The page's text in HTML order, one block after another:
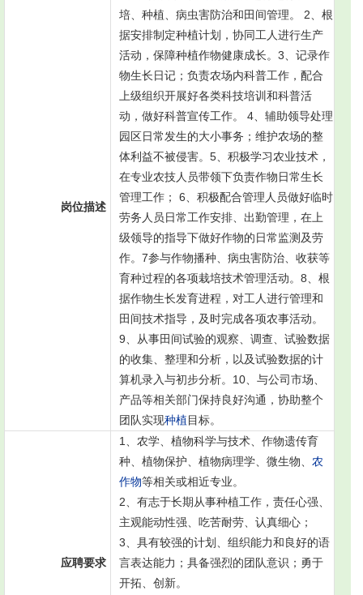
岗位描述
培、种植、病虫害防治和田间管理。 2、根
据安排制定种植计划，协同工人进行生产
活动，保障种植作物健康成长。3、记录作
物生长日记；负责农场内科普工作，配合
上级组织开展好各类科技培训和科普活
动，做好科普宣传工作。 4、辅助领导处理
园区日常发生的大小事务；维护农场的整
体利益不被侵害。5、积极学习农业技术，
在专业农技人员带领下负责作物日常生长
管理工作； 6、积极配合管理人员做好临时
劳务人员日常工作安排、出勤管理，在上
级领导的指导下做好作物的日常监测及劳
作。7参与作物播种、病虫害防治、收获等
育种过程的各项栽培技术管理活动。8、根
据作物生长发育进程，对工人进行管理和
田间技术指导，及时完成各项农事活动。
9、从事田间试验的观察、调查、试验数据
的收集、整理和分析，以及试验数据的计
算机录入与初步分析。10、与公司市场、
产品等相关部门保持良好沟通，协助整个
团队实现种植目标。
应聘要求
1、农学、植物科学与技术、作物遗传育
种、植物保护、植物病理学、微生物、 农
作物等相关或相近专业。
2、有志于长期从事种植工作，责任心强、
主观能动性强、吃苦耐劳、认真细心；
3、具有较强的计划、组织能力和良好的语
言表达能力；具备强烈的团队意识；勇于
开拓、创新。